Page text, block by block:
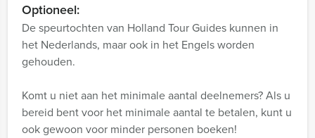
Optioneel:
De speurtochten van Holland Tour Guides kunnen in
het Nederlands, maar ook in het Engels worden
gehouden.
Komt u niet aan het minimale aantal deelnemers? Als u
bereid bent voor het minimale aantal te betalen, kunt u
ook gewoon voor minder personen boeken!